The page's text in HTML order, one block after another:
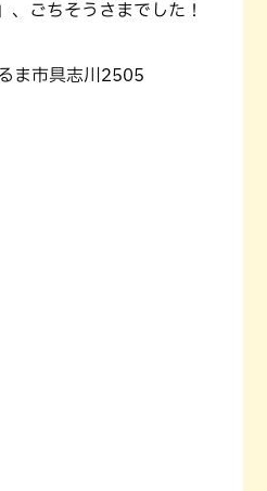
、ごちそうさまでした！
ま市具志川2505